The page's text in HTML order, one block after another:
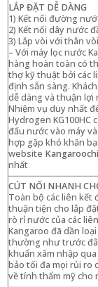
LẮP ĐẶT DỄ DÀNG
1) Kết nối đường
2) Kết nối dây nước
3) Lắp vòi với thân
– Với máy lọc nước
hàng hoàn toàn có
thợ kỹ thuật bởi các
định sẵn sàng.
dễ dàng và thuận lợi
Nhiệm vụ duy nhất
Hydrogen KG100HC
đấu nước vào máy
hợp gặp khó khăn
website
nhất
CÚT NỐI NHANH
Toàn bộ các liên kết
thuận tiện cho lắp
rò rỉ nước của các
Kangaroo đã dần
thường như trước
khuẩn xâm nhập
bảo tối đa mọi rủi ro
về tính thẩm mỹ cho